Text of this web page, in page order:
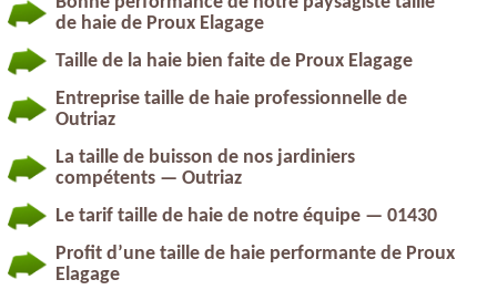
de haie de Proux Elagage
Taille de la haie bien faite de Proux Elagage
Entreprise taille de haie professionnelle de
Outriaz
La taille de buisson de nos jardiniers
compétents — Outriaz
Le tarif taille de haie de notre équipe — 01430
Profit d’une taille de haie performante de Proux
Elagage